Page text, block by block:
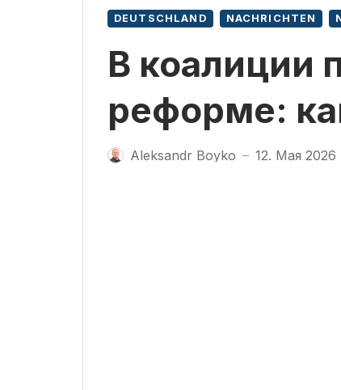
DEUTSCHLAND NACHRICHTEN
В коалиции
реформе:
Aleksandr Boyko — 12. Мая 2026